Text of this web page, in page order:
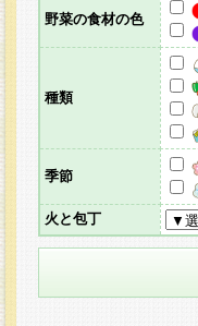
野菜の食材の色
種類
季節
火と包丁